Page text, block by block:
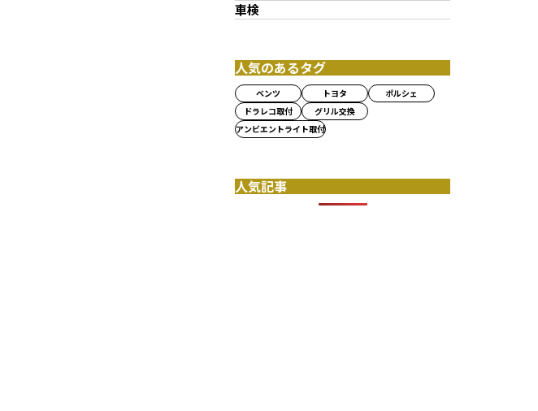
車検
人気のあるタグ
ベンツ トヨタ
ポルシェ
ドラレコ取付
グリル交換
アンビエントライト取付
人気記事